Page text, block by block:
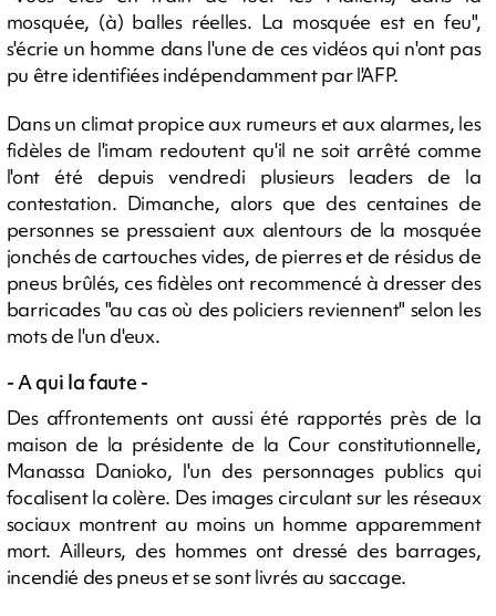
mosquée, (à) balles réelles. La mosquée est en feu",
s'écrie un homme dans l'une de ces vidéos qui n'ont pas
pu être identifiées indépendamment par l'AFP.
Dans un climat propice aux rumeurs et aux alarmes, les
fidèles de l'imam redoutent qu'il ne soit arrêté comme
l'ont été depuis vendredi plusieurs leaders de la
contestation. Dimanche, alors que des centaines de
personnes se pressaient aux alentours de la mosquée
jonchés de cartouches vides, de pierres et de résidus de
pneus brûlés, ces fidèles ont recommencé à dresser des
barricades "au cas où des policiers reviennent" selon les
mots de l'un d'eux.
- A qui la faute -
Des affrontements ont aussi été rapportés près de la
maison de la présidente de la Cour constitutionnelle,
Manassa Danioko, l'un des personnages publics qui
focalisent la colère. Des images circulant sur les réseaux
sociaux montrent au moins un homme apparemment
mort. Ailleurs, des hommes ont dressé des barrages,
incendié des pneus et se sont livrés au saccage.